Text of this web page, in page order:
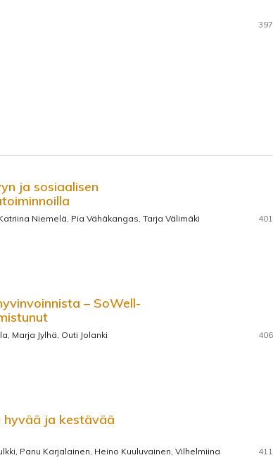
ja sosiaalisen
Niemelä, Pia Vähäkangas, Tarja Välimäki
– SoWell-
Marja Jylhä, Outi Jolanki
hyvää ja kestävää
Panu Karjalainen, Heino Kuuluvainen, Vilhelmiina